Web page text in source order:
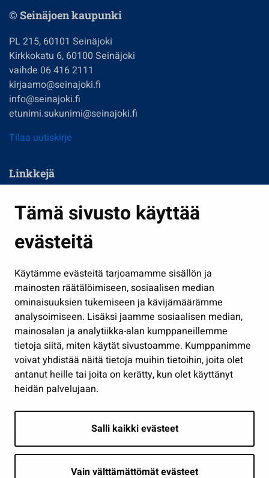
Tämä sivusto käyttää
evästeitä
Käytämme evästeitä tarjoamamme sisällön ja
mainosten räätälöimiseen, sosiaalisen median
ominaisuuksien tukemiseen ja kävijämäärämme
analysoimiseen. Lisäksi jaamme sosiaalisen median,
mainosalan ja analytiikka-alan kumppaneillemme
tietoja siitä, miten käytät sivustoamme. Kumppanimme
voivat yhdistää näitä tietoja muihin tietoihin, joita olet
antanut heille tai joita on kerätty, kun olet käyttänyt
heidän palvelujaan.
Salli kaikki evästeet
Vain välttämättömät evästeet
© Seinäjoen kaupunki
PL 215, 60101 Seinäjoki
Kirkkokatu 6, 60100 Seinäjoki
vaihde 06 416 2111
kirjaamo@seinajoki.fi
info@seinajoki.fi
etunimi.sukunimi@seinajoki.fi
Tilaa uutiskirje
Linkkejä
Kasvatus ja opetus
Kulttuuri ja liikunta
Työ ja yrittäminen
Osallistu ja asioi
Näytä omat evästeasetukseni
Seuraa meitä